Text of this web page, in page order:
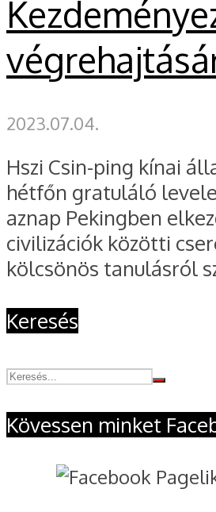
2023.07.04.
Hszi Csin-ping kínai
hétfőn gratuláló
aznap Pekingben
civilizációk közötti
kölcsönös tanulásról
Keresés
Kövessen minket